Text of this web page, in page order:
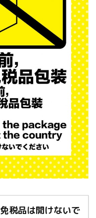
税品は開けないで